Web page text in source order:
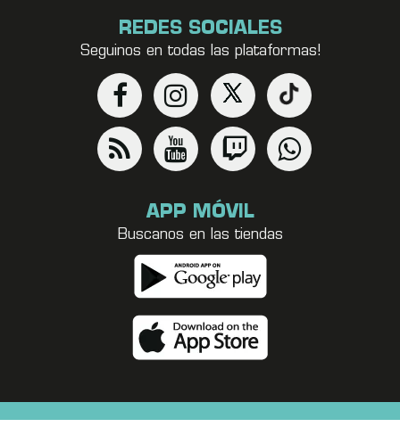
REDES SOCIALES
Seguinos en todas las plataformas!
APP MÓVIL
Buscanos en las tiendas